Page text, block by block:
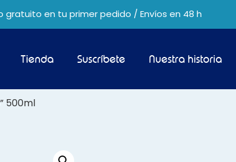
gratuito en tu primer pedido / Envíos en 48 h
Tienda Suscríbete Nuestra historia
500ml